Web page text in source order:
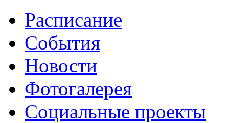
Расписание
События
Новости
Фотогалерея
Социальные проекты